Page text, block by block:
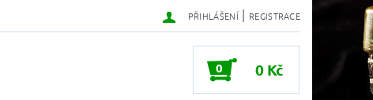
PŘIHLÁŠENÍ | REGISTRACE
0 0 Kč